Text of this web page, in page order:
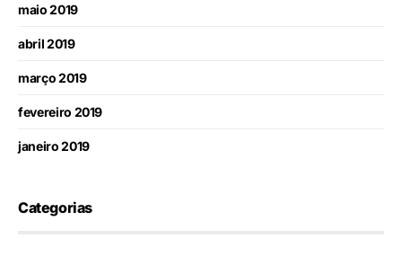
maio 2019
abril 2019
março 2019
fevereiro 2019
janeiro 2019
Categorias